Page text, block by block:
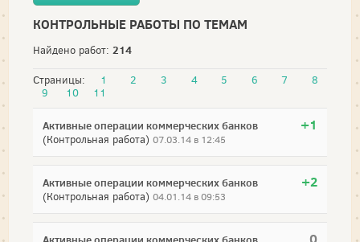
КОНТРОЛЬНЫЕ РАБОТЫ ПО ТЕМАМ
Найдено работ: 214
Страницы: 1 2 3 4 5 6 7
8
9
10 11
+1
Активные операции коммерческих банков
(Контрольная работа) 07.03.14 в 12:45
+2
Активные операции коммерческих банков
(Контрольная работа) 04.01.14 в 09:53